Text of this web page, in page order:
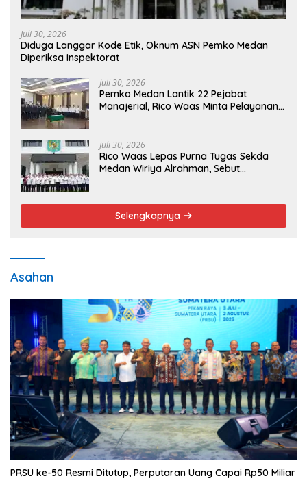
Juli 30, 2026
Diduga Langgar Kode Etik, Oknum ASN Pemko Medan
Diperiksa Inspektorat
Juli 30, 2026
Pemko Medan Lantik 22 Pejabat
Manajerial, Rico Waas Minta Pelayanan
Juli 30, 2026
Rico Waas Lepas Purna Tugas Sekda
Medan Wiriya Alrahman, Sebut
Selengkapnya
Asahan
PRSU ke-50 Resmi Ditutup, Perputaran Uang Capai Rp50 Miliar